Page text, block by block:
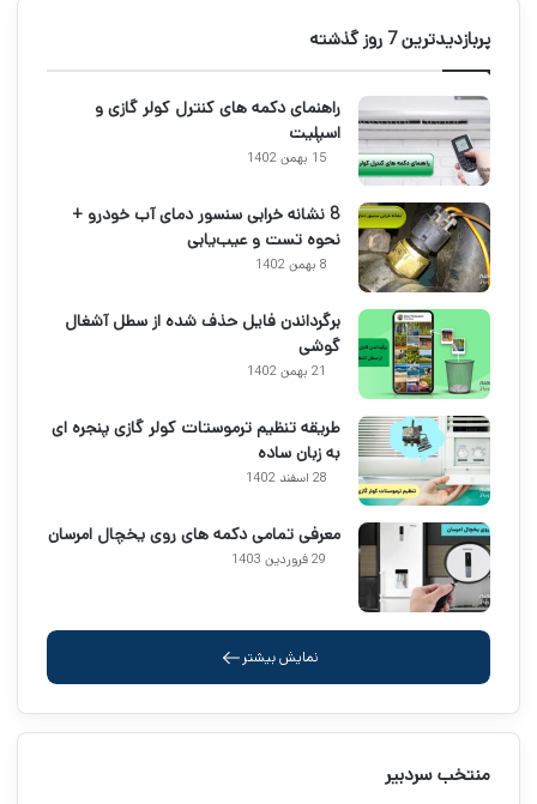
پربازدیدترین 7 روز گذشته
راهنمای دکمه های کنترل کولر گازی و
اسپلیت
15 بهمن 1402
8 نشانه خرابی سنسور دمای آب خودرو +
نحوه تست و عیب‌یابی
8 بهمن 1402
برگرداندن فایل حذف شده از سطل آشغال
گوشی
21 بهمن 1402
طریقه تنظیم ترموستات کولر گازی پنجره ای
به زبان ساده
28 اسفند 1402
معرفی تمامی دکمه های روی یخچال امرسان
29 فروردین 1403
نمایش بیشتر
منتخب سردبیر